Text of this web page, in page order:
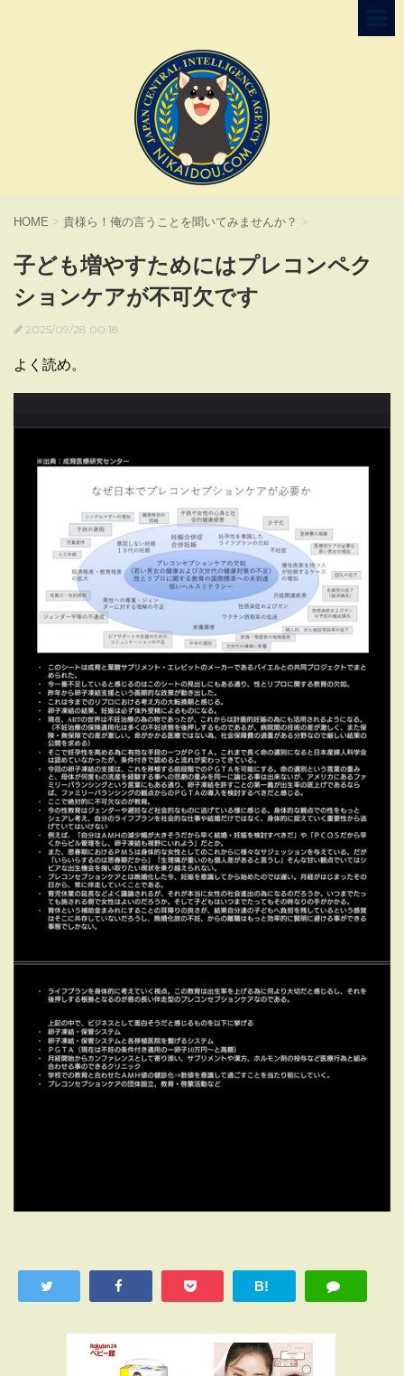
HOME > 貴様ら！俺の言うことを聞いてみませんか？ >
子ども増やすためにはプレコンペク
ションケアが不可欠です
2025/09/28 00:18
よく読め。
B!